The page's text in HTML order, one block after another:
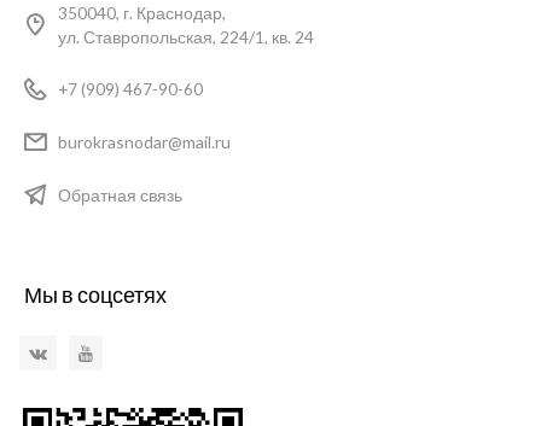
350040, г. Краснодар,
ул. Ставропольская, 224/1, кв. 24
+7 (909) 467-90-60
burokrasnodar@mail.ru
Обратная связь
Мы в соцсетях